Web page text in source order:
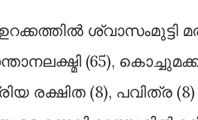
ശ്വാസംമുട്ടി
(65),
രക്ഷിത (8), പവിത്ര